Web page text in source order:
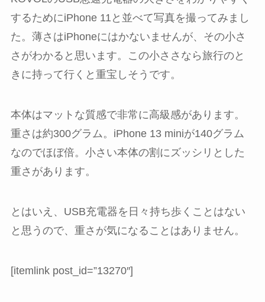
するためにiPhone 11と並べて写真を撮ってみまし
た。薄さはiPhoneにはかないませんが、その小さ
さがわかると思います。この小ささなら旅行のと
きに持って行くと重宝しそうです。
本体はマットな質感で非常に高級感があります。
重さは約300グラム。iPhone 13 miniが140グラム
なのでほぼ倍。小さい本体の割にズッシリとした
重さがあります。
とはいえ、USB充電器を日々持ち歩くことはない
と思うので、重さが気になることはありません。
[itemlink post_id=”13270″]